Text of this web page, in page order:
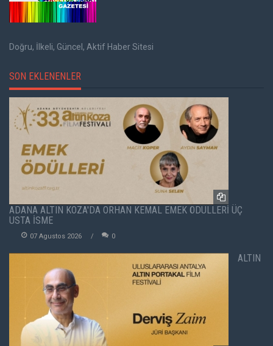
Doğru, İlkeli, Güncel, Aktif Haber Sitesi
SON EKLENENLER
ADANA ALTIN KOZA'DA ORHAN KEMAL EMEK ÖDÜLLERİ ÜÇ
USTA İSME
07 Agustos 2026 0
ALTIN